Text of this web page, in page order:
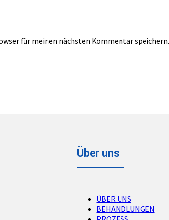
für meinen nächsten Kommentar speichern.
Über uns
ÜBER UNS
BEHANDLUNGEN